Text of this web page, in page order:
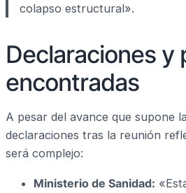
colapso estructural».
Declaraciones y
encontradas
A pesar del avance que supone
declaraciones tras la reunión
será complejo:
Ministerio de Sanidad: